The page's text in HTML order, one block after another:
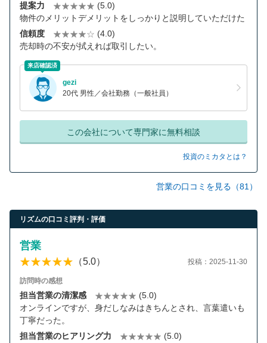
提案力
(5.0)
物件のメリットデメリットをしっかりと説明していただけた
信頼度
(4.0)
売却時の不安が拭えれば取引したい。
来店確認済
gezi
20代 男性／会社勤務（一般社員）
この会社について専門家に無料相談
投資のミカタとは？
営業の口コミを見る（81）
リズムの口コミ評判・評価
営業
（5.0） 投稿：2025-11-30
訪問時の感想
担当営業の清潔感
(5.0)
オンラインですが、身だしなみはきちんとされ、言葉遣いも
丁寧だった。
担当営業のヒアリング力
(5.0)